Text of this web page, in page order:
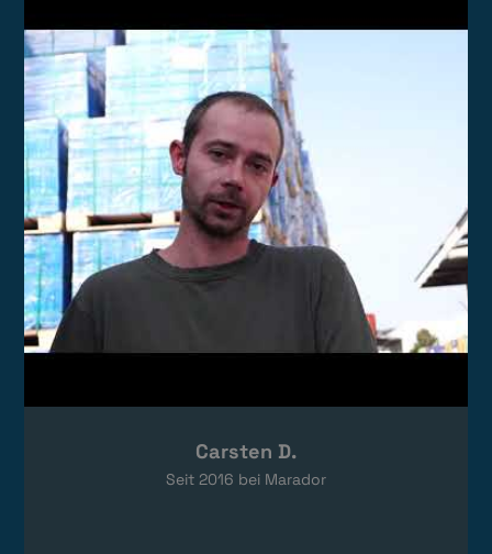
Das Video wird von YouTube eingebettet.
Es gelten die
Datenschutzerklärungen
Carsten D.
Seit 2016 bei Marador